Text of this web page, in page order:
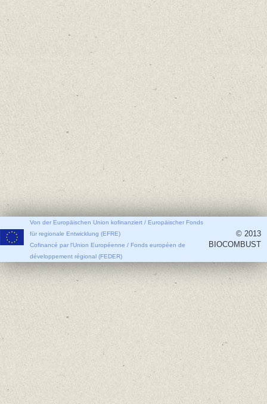
Von der Europäischen Union kofinanziert / Europäischer Fonds
für regionale Entwicklung (EFRE)
Cofinancé par l'Union Européenne / Fonds européen de
développement régional (FEDER)
© 2013
BIOCOMBUST